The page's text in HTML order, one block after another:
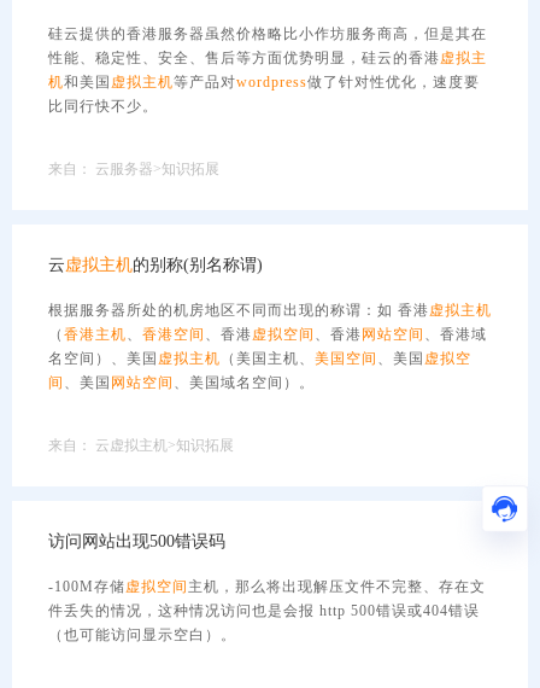
硅云提供的香港服务器虽然价格略比小作坊服务商高，但是其在
性能、稳定性、安全、售后等方面优势明显，硅云的香港虚拟主
机和美国 虚拟主机等产品对wordpress做了针对性优化，速度要
比同行快不少。
来自： 云服务器>知识拓展
云虚拟主机的别称(别名称谓)
根据服务器所处的机房地区不同而出现的称谓：如 香港虚拟主机
（ 香港主机、 香港空间 、香港虚拟空间 、香港 网站空间 、香港域
名空间）、美国 虚拟主机 （美国主机、 美国空间 、美国 虚拟空
间 、美国 网站空间 、美国域名空间）。
来自： 云虚拟主机>知识拓展
访问网站出现500错误码
-100M存储虚拟空间 主机，那么将出现解压文件不完整、存在文
件丢失的情况，这种情况访问也是会报 http 500错误或404错误
（也可能访问显示空白）。